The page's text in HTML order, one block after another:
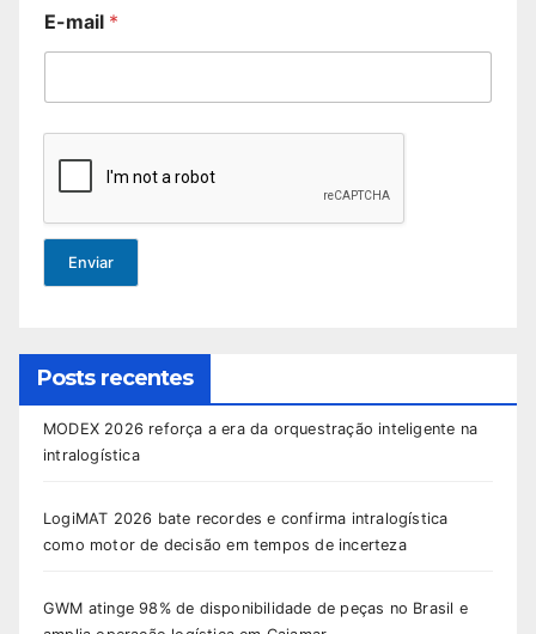
E-mail *
Enviar
Posts recentes
MODEX 2026 reforça a era da orquestração inteligente na
intralogística
LogiMAT 2026 bate recordes e confirma intralogística
como motor de decisão em tempos de incerteza
GWM atinge 98% de disponibilidade de peças no Brasil e